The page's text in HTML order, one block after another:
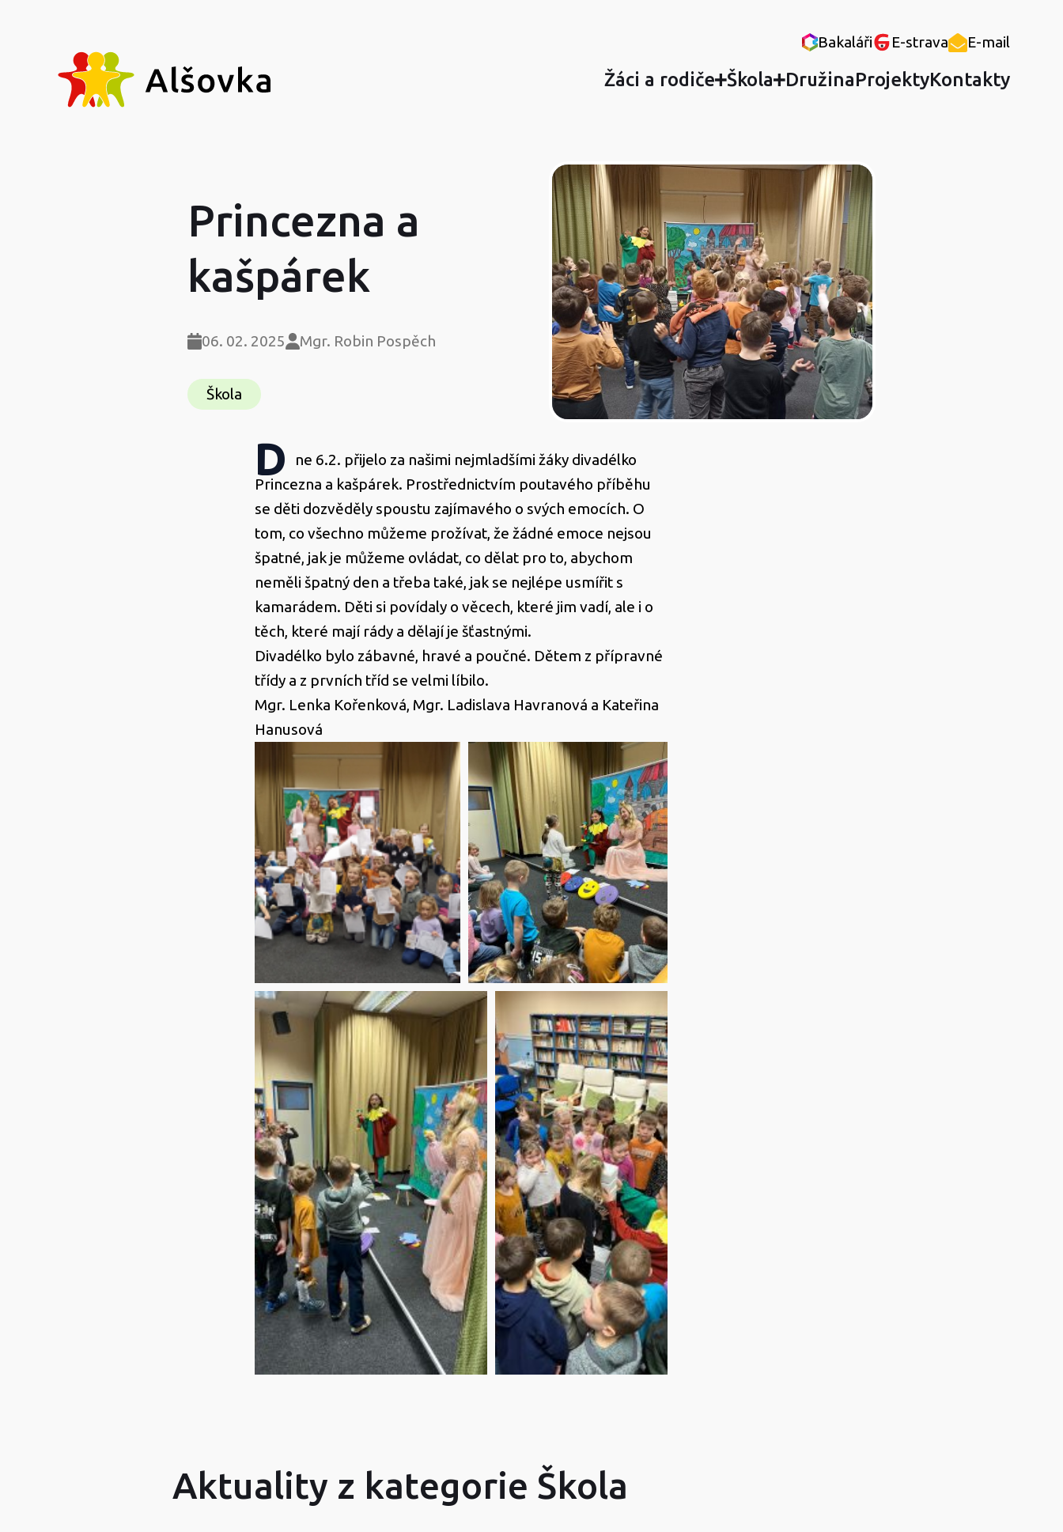
Bakaláři E-strava E-mail
Žáci a rodiče Škola DružinaProjektyKontakty
Princezna a
kašpárek
06. 02. 2025 Mgr. Robin Pospěch
Škola
D
ne 6.2. přijelo za našimi nejmladšími žáky divadélko
Princezna a kašpárek. Prostřednictvím poutavého příběhu
se děti dozvěděly spoustu zajímavého o svých emocích. O
tom, co všechno můžeme prožívat, že žádné emoce nejsou
špatné, jak je můžeme ovládat, co dělat pro to, abychom
neměli špatný den a třeba také, jak se nejlépe usmířit s
kamarádem. Děti si povídaly o věcech, které jim vadí, ale i o
těch, které mají rády a dělají je šťastnými.
Divadélko bylo zábavné, hravé a poučné. Dětem z přípravné
třídy a z prvních tříd se velmi líbilo.
Mgr. Lenka Kořenková, Mgr. Ladislava Havranová a Kateřina
Hanusová
Aktuality z kategorie Škola